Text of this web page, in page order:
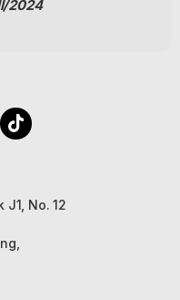
2024
J1, No. 12